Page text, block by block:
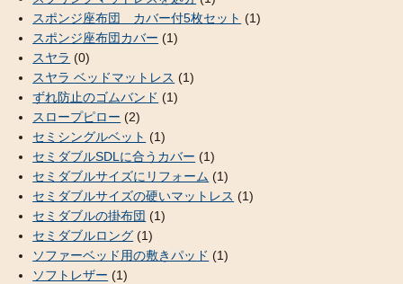
スポンジ座布団 カバー付5枚セット (1)
スポンジ座布団カバー (1)
スヤラ (0)
スヤラ ベッドマットレス (1)
ずれ防止のゴムバンド (1)
スロープピロー (2)
セミシングルベット (1)
セミダブルSDLに合うカバー (1)
セミダブルサイズにリフォーム (1)
セミダブルサイズの硬いマットレス (1)
セミダブルの掛布団 (1)
セミダブルロング (1)
ソファーベッド用の敷きパッド (1)
ソフトレザー (1)